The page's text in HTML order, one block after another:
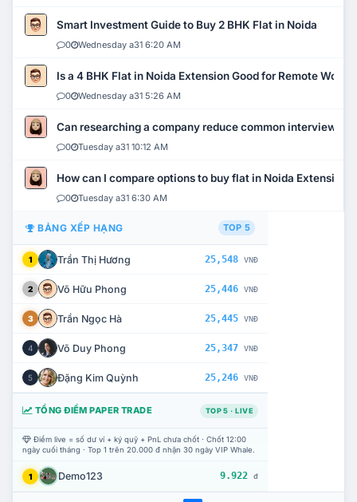
Smart Investment Guide to Buy 2 BHK Flat in Noida
0 Wednesday a31 6:20 AM
Is a 4 BHK Flat in Noida Extension Good for Remote Work?
0 Wednesday a31 5:26 AM
Can researching a company reduce common interview
0 Tuesday a31 10:12 AM
How can I compare options to buy flat in Noida Extension?
0 Tuesday a31 6:30 AM
BẢNG XẾP HẠNG TOP 5
1 Trần Thị Hương 25,548 VNĐ
2 Võ Hữu Phong 25,446 VNĐ
3 Trần Ngọc Hà 25,445 VNĐ
4 Võ Duy Phong 25,347 VNĐ
5 Đặng Kim Quỳnh 25,246 VNĐ
TỔNG ĐIỂM PAPER TRADE TOP 5 · LIVE
Điểm live = số dư ví + ký quỹ + PnL chưa chốt · Chốt 12:00
ngày cuối tháng · Top 1 trên 20.000 đ nhận 30 ngày VIP Whale.
1 Demo123 9.922 đ